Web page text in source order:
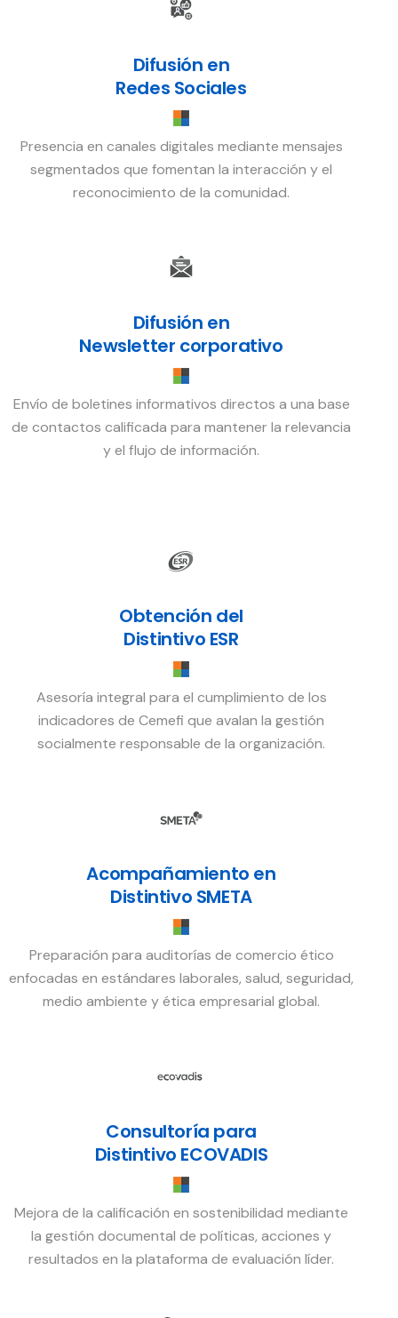
Difusión en
Redes Sociales
Presencia en canales digitales mediante mensajes
segmentados que fomentan la interacción y el
reconocimiento de la comunidad.
Difusión en
Newsletter corporativo
Envío de boletines informativos directos a una base
de contactos calificada para mantener la relevancia
y el flujo de información.
Obtención del
Distintivo ESR
Asesoría integral para el cumplimiento de los
indicadores de Cemefi que avalan la gestión
socialmente responsable de la organización.
Acompañamiento en
Distintivo SMETA
Preparación para auditorías de comercio ético
enfocadas en estándares laborales, salud, seguridad,
medio ambiente y ética empresarial global.
Consultoría para
Distintivo ECOVADIS
Mejora de la calificación en sostenibilidad mediante
la gestión documental de políticas, acciones y
resultados en la plataforma de evaluación líder.